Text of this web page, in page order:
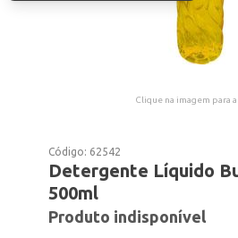
Clique na imagem para
Código: 62542
Detergente Líquido
500ml
Produto indisponível